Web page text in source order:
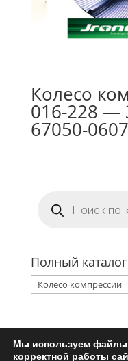
Колесо
016-228 —
67050-
товаров
Полный
Главная
Мы используем файлы
корректной работы